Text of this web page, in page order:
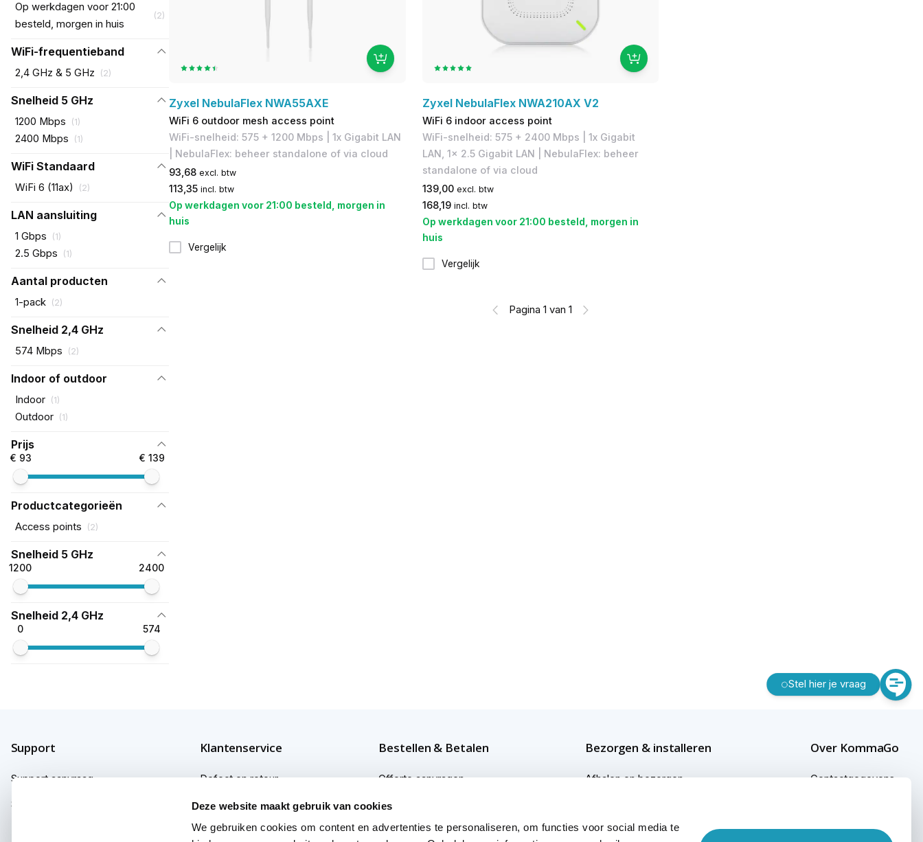
Deze website maakt gebruik van cookies
We gebruiken cookies om content en advertenties te personaliseren, om functies voor social media te
Op werkdagen voor 21:00
besteld, morgen in huis
(2)
WiFi-frequentieband
2,4 GHz & 5 GHz (2)
Snelheid 5 GHz
1200 Mbps (1)
2400 Mbps (1)
WiFi Standaard
WiFi 6 (11ax) (2)
LAN aansluiting
1 Gbps (1)
2.5 Gbps (1)
Aantal producten
1-pack (2)
Snelheid 2,4 GHz
574 Mbps (2)
Indoor of outdoor
Indoor (1)
Outdoor (1)
Prijs
€ 93 € 139
Productcategorieën
Access points (2)
Snelheid 5 GHz
1200 2400
Snelheid 2,4 GHz
0 574
Zyxel NebulaFlex NWA55AXE
WiFi 6 outdoor mesh access point
WiFi-snelheid: 575 + 1200 Mbps | 1x Gigabit LAN
| NebulaFlex: beheer standalone of via cloud
93,68 excl. btw
113,35 incl. btw
Op werkdagen voor 21:00 besteld, morgen in
huis
Vergelijk
Zyxel NebulaFlex NWA210AX V2
WiFi 6 indoor access point
WiFi-snelheid: 575 + 2400 Mbps | 1x Gigabit
LAN, 1x 2.5 Gigabit LAN | NebulaFlex: beheer
standalone of via cloud
139,00 excl. btw
168,19 incl. btw
Op werkdagen voor 21:00 besteld, morgen in
huis
Vergelijk
Pagina 1 van 1
Stel hier je vraag
Support
Support aanvraag
Support fabrikanten
Klantenservice
Defect en retour
Garantie
Herroepingsrecht
Bestellen & Betalen
Offerte aanvragen
Bestellen
Betaalmogelijkheden
Bezorgen & installeren
Afhalen en bezorgen
Bezorginformatie
Over KommaGo
Contactgegevens
KommaGo duurzaam